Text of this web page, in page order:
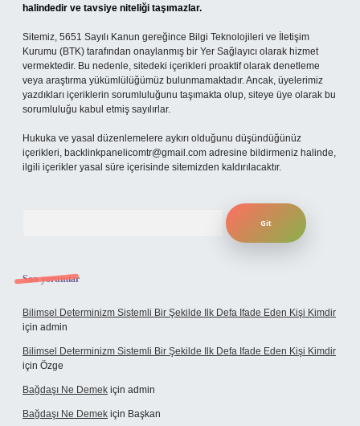
halindedir ve tavsiye niteliği taşımazlar.
Sitemiz, 5651 Sayılı Kanun gereğince Bilgi Teknolojileri ve İletişim
Kurumu (BTK) tarafından onaylanmış bir Yer Sağlayıcı olarak hizmet
vermektedir. Bu nedenle, sitedeki içerikleri proaktif olarak denetleme
veya araştırma yükümlülüğümüz bulunmamaktadır. Ancak, üyelerimiz
yazdıkları içeriklerin sorumluluğunu taşımakta olup, siteye üye olarak bu
sorumluluğu kabul etmiş sayılırlar.
Hukuka ve yasal düzenlemelere aykırı olduğunu düşündüğünüz
içerikleri, backlinkpanelicomtr@gmail.com adresine bildirmeniz halinde,
ilgili içerikler yasal süre içerisinde sitemizden kaldırılacaktır.
Son yorumlar
Bilimsel Determinizm Sistemli Bir Şekilde Ilk Defa Ifade Eden Kişi Kimdir
için admin
Bilimsel Determinizm Sistemli Bir Şekilde Ilk Defa Ifade Eden Kişi Kimdir
için Özge
Bağdaşı Ne Demek için admin
Bağdaşı Ne Demek için Başkan